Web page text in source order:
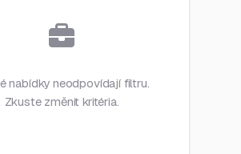
nabídky neodpovídají filtru.
Zkuste změnit kritéria.